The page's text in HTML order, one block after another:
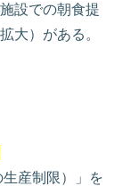
設での朝食提
大）がある。
産制限）」を